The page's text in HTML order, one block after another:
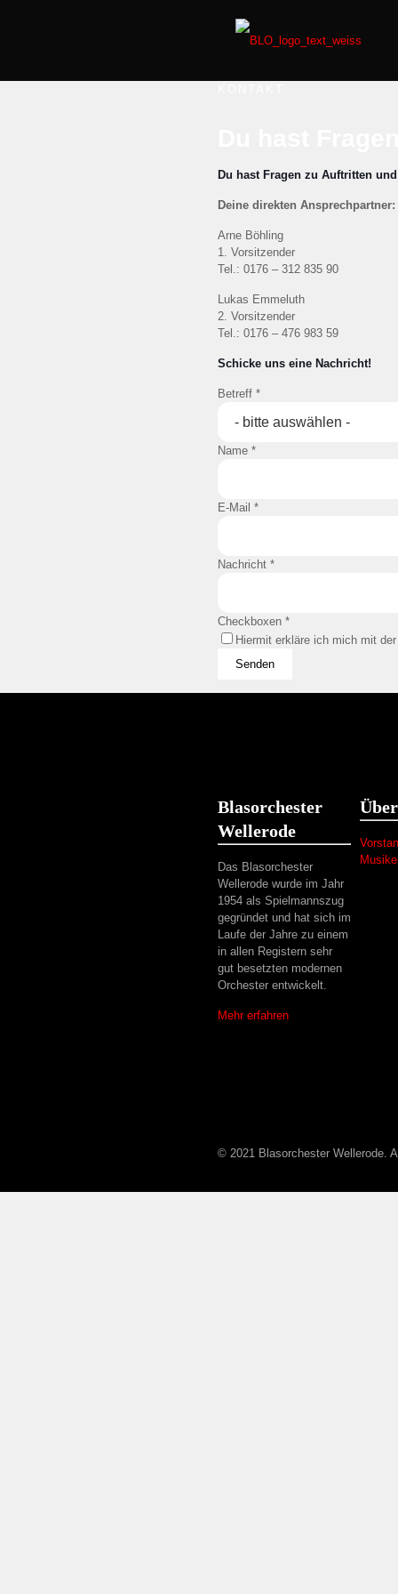
Du hast Fragen zu Auftritten
Deine direkten Ansprechpartner:
Arne Böhling
1. Vorsitzender
Tel.: 0176 – 312 835 90
Lukas Emmeluth
2. Vorsitzender
Tel.: 0176 – 476 983 59
Schicke uns eine Nachricht!
Betreff *
Name *
E-Mail *
Nachricht *
Checkboxen *
Hiermit erkläre ich mich mit
Senden
Blasorchester
Wellerode
Das Blasorchester
Wellerode wurde im Jahr
1954 als Spielmannszug
gegründet und hat sich im
Laufe der Jahre zu einem
in allen Registern sehr
gut besetzten modernen
Orchester entwickelt.
Mehr erfahren
© 2021 Blasorchester Wellerode.